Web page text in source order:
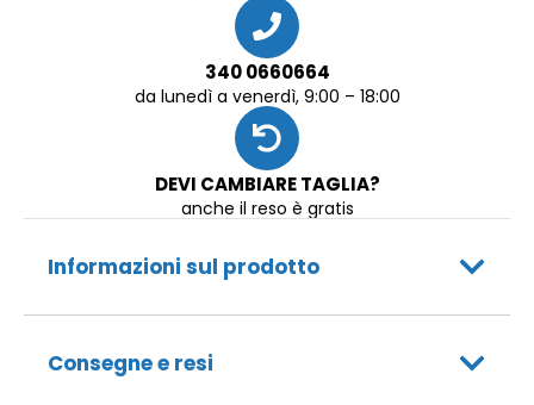
340 0660664
da lunedì a venerdì, 9:00 – 18:00
DEVI CAMBIARE TAGLIA?
anche il reso è gratis
Informazioni sul prodotto
Consegne e resi